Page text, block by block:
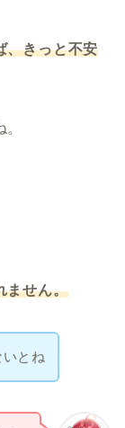
、きっと不安
ません。
とね